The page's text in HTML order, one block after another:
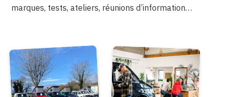
marques, tests, ateliers, réunions d’information…